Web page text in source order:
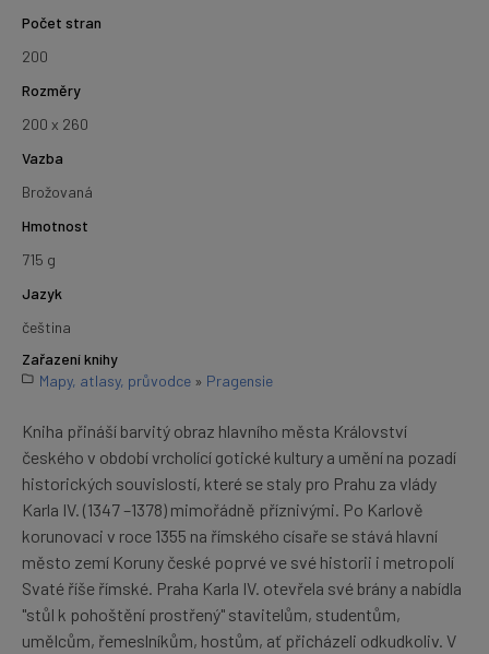
Počet stran
200
Rozměry
200 x 260
Vazba
Brožovaná
Hmotnost
715 g
Jazyk
čeština
Zařazení knihy
Mapy, atlasy, průvodce » Pragensie
Kniha přináší barvitý obraz hlavního města Království
českého v období vrcholící gotické kultury a umění na pozadí
historických souvislostí, které se staly pro Prahu za vlády
Karla IV. (1347 –1378) mimořádně příznivými. Po Karlově
korunovaci v roce 1355 na římského císaře se stává hlavní
město zemí Koruny české poprvé ve své historii i metropolí
Svaté říše římské. Praha Karla IV. otevřela své brány a nabídla
"stůl k pohoštění prostřený" stavitelům, studentům,
umělcům, řemeslníkům, hostům, ať přicházeli odkudkoliv. V